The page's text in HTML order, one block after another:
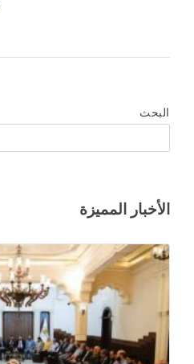
البحث
الأخبار المميزة